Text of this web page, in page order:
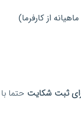
از کارفرما)
ثبت شکایت حتما